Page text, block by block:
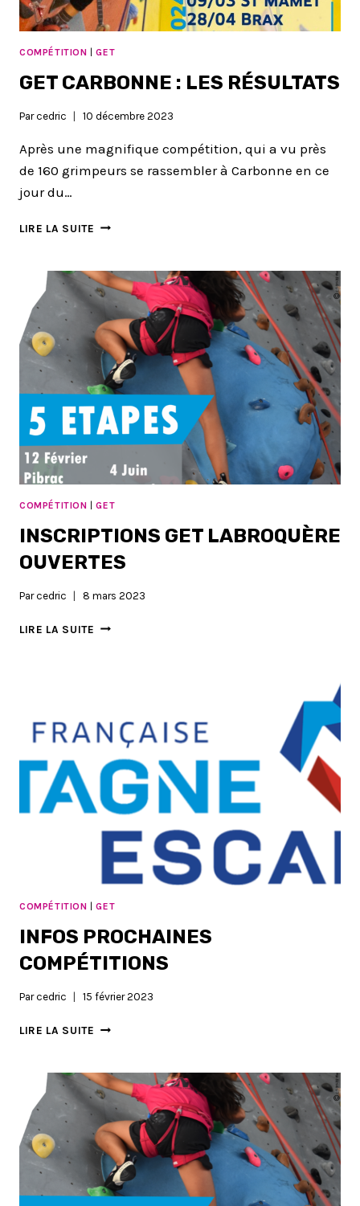
COMPÉTITION |GET
GET CARBONNE : LES RÉSULTATS
Par cedric 10 décembre 2023
Après une magnifique compétition, qui a vu près
de 160 grimpeurs se rassembler à Carbonne en ce
jour du…
LIRE LA SUITE GET
LES
RÉSULTATS
COMPÉTITION |GET
INSCRIPTIONS GET LABROQUÈRE
OUVERTES
Par cedric 8 mars 2023
LIRE LA SUITE INSCRIPTIONS
COMPÉTITION |GET
INFOS PROCHAINES
COMPÉTITIONS
Par cedric 15 février 2023
LIRE LA SUITE INFOS